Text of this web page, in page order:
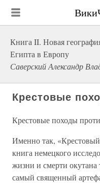
Книга II. Новая
Египта в Европу
Саверский Александр
Крестовые
Крестовые походы
Именно так, «Крестовый
книга немецкого
жизни и смерти окутана
самый священный